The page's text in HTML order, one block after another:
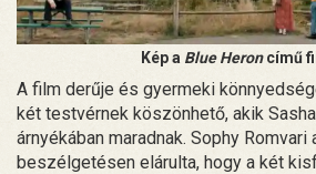
Kép a Blue Heroncímű
A film derűje és gyermeki
két testvérnek köszönhető, akik
árnyékában maradnak. Sophy
beszélgetésen elárulta, hogy a két